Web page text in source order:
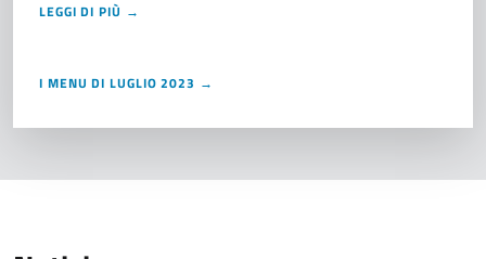
LEGGI DI PIÙ →
I MENU DI LUGLIO 2023 →